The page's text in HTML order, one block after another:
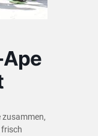
zusammen,
frisch